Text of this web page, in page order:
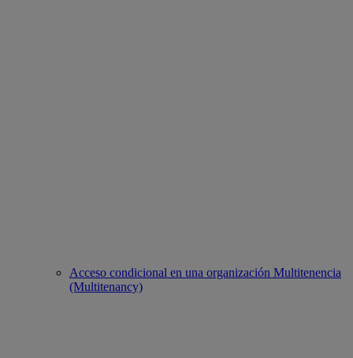
Acceso condicional en una organización Multitenencia
(Multitenancy)